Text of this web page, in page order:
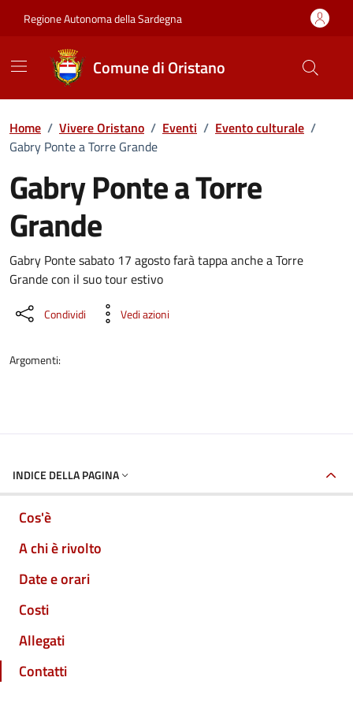
Regione Autonoma della Sardegna
Comune di Oristano
Home / Vivere Oristano / Eventi / Evento culturale /
Gabry Ponte a Torre Grande
Gabry Ponte a Torre
Grande
Dettaglio dell'evento
Gabry Ponte sabato 17 agosto farà tappa anche a Torre
Grande con il suo tour estivo
Condividi Vedi azioni
Argomenti:
INDICE DELLA PAGINA
Cos'è
A chi è rivolto
Date e orari
Costi
Allegati
Contatti